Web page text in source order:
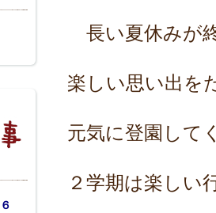
長い夏休みが
楽しい思い出を
元気に登園して
２学期は楽しい